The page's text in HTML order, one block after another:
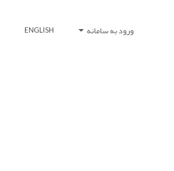
ورود به سامانه ENGLISH